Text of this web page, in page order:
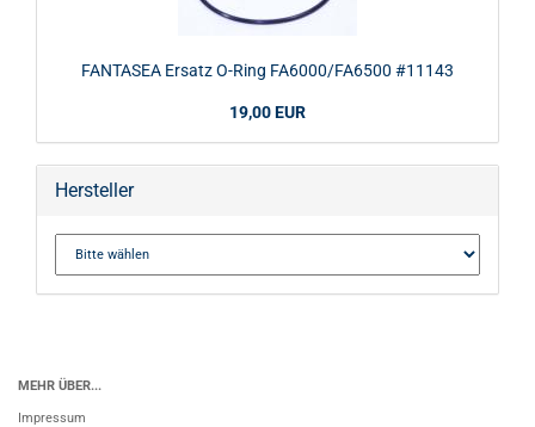
FANTASEA Ersatz O-Ring FA6000/FA6500 #11143
19,00 EUR
Hersteller
MEHR ÜBER...
Impressum